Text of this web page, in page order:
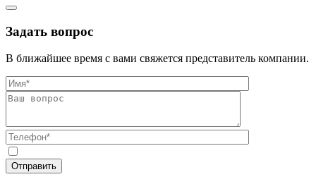
Задать вопрос
В ближайшее время с вами свяжется представитель компании.